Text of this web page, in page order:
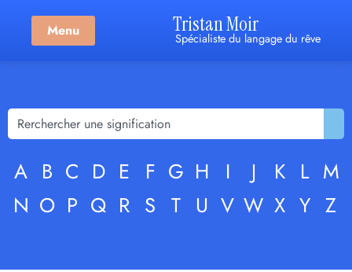
Menu Tristan Moir
Spécialiste du langage du rêve
A B C D E F G H I J K L M
N O P Q R S T U V W X Y Z